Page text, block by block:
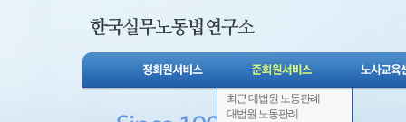
최근 대법원 노동판례
대법원 노동판례